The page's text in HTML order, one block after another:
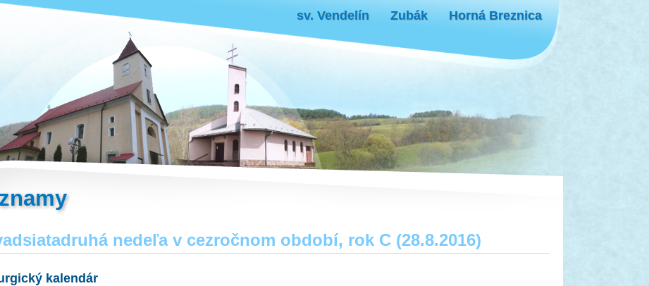
Horná Breznica
Zubák
sv. Vendelín
nedeľa v cezročnom období, rok C (28.8.2016)
kalendár